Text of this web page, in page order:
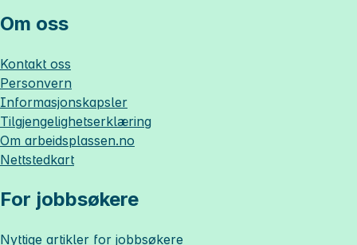
Om oss
Kontakt oss
Personvern
Informasjonskapsler
Tilgjengelighetserklæring
Om arbeidsplassen.no
Nettstedkart
For jobbsøkere
Nyttige artikler for jobbsøkere